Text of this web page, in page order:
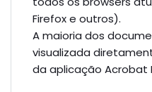
Firefox e outros).
A maioria dos
visualizada
da aplicação Acrobat